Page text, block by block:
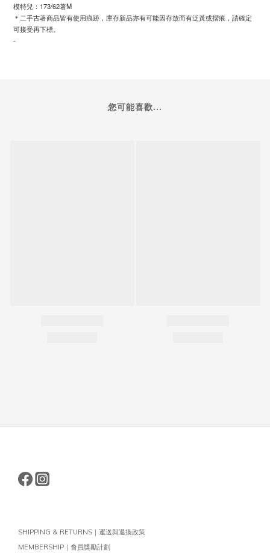
模特兒：173/62著M
＊二手古著商品皆有使用痕跡，庫存新品亦有可能因存放而有泛黃或摺痕，請確定
可接受再下標。
-
您可能喜歡...
SHIPPING & RETURNS｜運送與退換政策
MEMBERSHIP｜會員獎勵計劃